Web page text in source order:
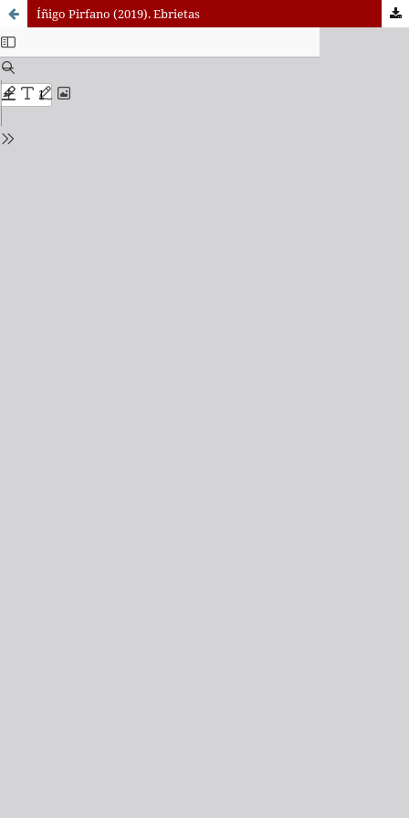
Íñigo Pirfano (2019). Ebrietas